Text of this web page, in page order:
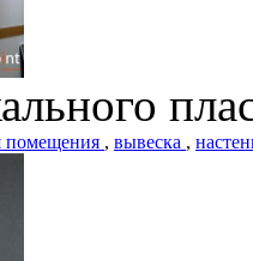
помещения , вывеска ,